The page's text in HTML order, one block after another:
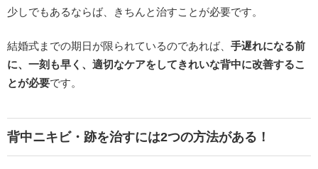
少しでもあるならば、きちんと治すことが必要です。
結婚式までの期日が限られているのであれば、 手遅れになる前
に、一刻も早く、適切なケアをしてきれいな背中に改善するこ
とが必要です。
背中ニキビ・跡を治すには2つの方法がある！